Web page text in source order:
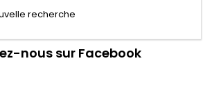
recherche
nous sur Facebook